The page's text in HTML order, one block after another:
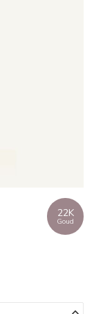
22K
Goud